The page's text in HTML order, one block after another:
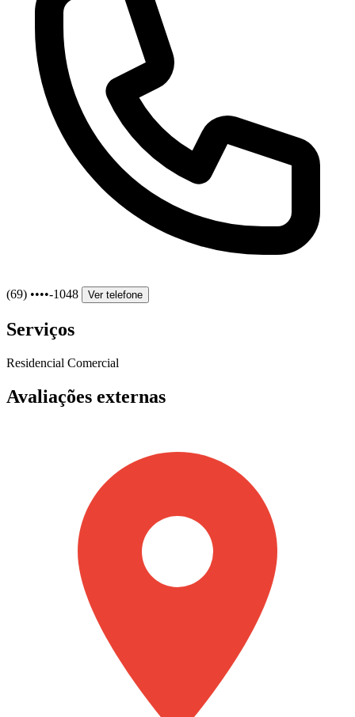
(69) ••••-1048 Ver telefone
Serviços
Residencial Comercial
Avaliações externas